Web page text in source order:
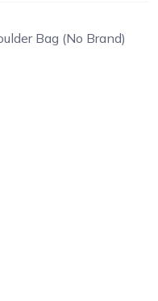
Bag (No Brand)